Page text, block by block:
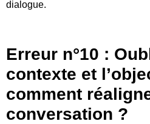
dialogue.
Erreur n°10 :
contexte et
comment
conversation ?